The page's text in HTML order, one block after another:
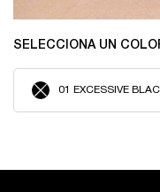
SELECCIONA UN
01 EXCESSIVE
The product variation is